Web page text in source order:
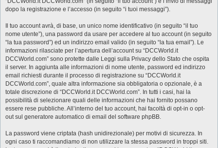
dopo la registrazione e l’accesso (in seguito “i tuoi messaggi”).
Il tuo account avrà, di base, un unico nome identificativo (in seguito “il tuo
nome utente”), una password da usare per accedere al tuo account (in seguito
“la tua password”) ed un indirizzo email valido (in seguito “la tua email”). Le
informazioni rilasciate per l’apertura dell’account su “DCCWorld.it
DCCWorld.com” sono protette dalle Leggi sulla Privacy dello Stato che ospita
il server. In aggiunta alle informazioni di nome utente, password ed indirizzo
email richiesti durante il processo di registrazione su “DCCWorld.it
DCCWorld.com”, quale altra informazione sia obbligatoria o opzionale, è a
totale discrezione di “DCCWorld.it DCCWorld.com”. In tutti i casi, hai la
possibilità di selezionare quali delle informazioni che hai fornito possano
essere rese pubbliche. All’interno del tuo account, hai facoltà di opt-in o opt-
out sul generatore automatico di email del software phpBB.
La password viene criptata (hash unidirezionale) per motivi di sicurezza. In
ogni caso ti raccomandiamo di non utilizzare la stessa password in troppi siti.